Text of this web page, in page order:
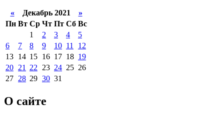
«Декабрь 2021 »
Пн Вт Ср Чт Пт Сб Вс
1
2 3 4
5
6
7 8 9 10 11
12
13 14 15 16 17 18 19
20 21 22 23 24 25 26
27 28 29 30 31
О сайте